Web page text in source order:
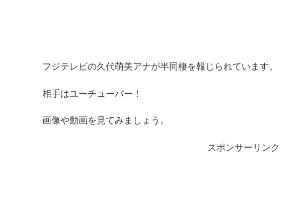
フジテレビの久代萌美アナが半同棲を報じられています。
相手はユーチューバー！
画像や動画を見てみましょう。
スポンサーリンク